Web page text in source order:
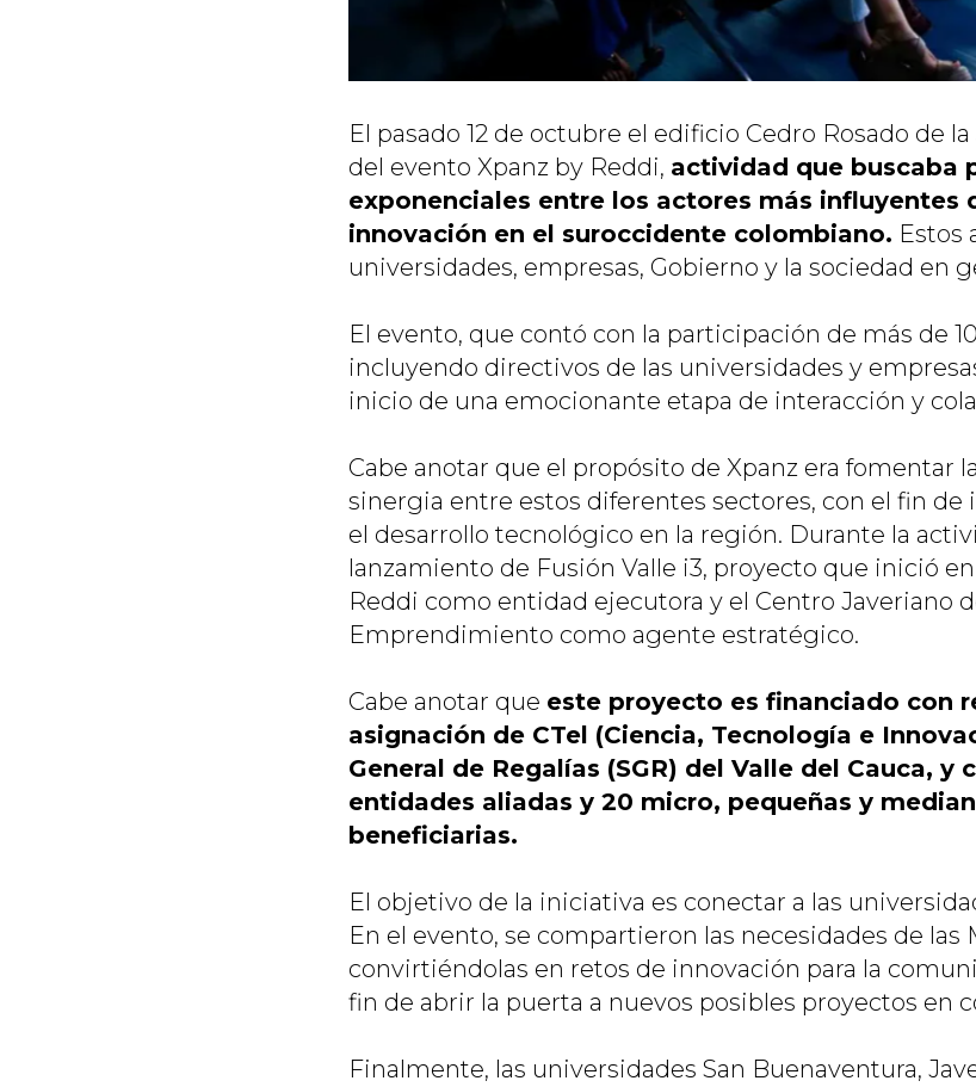
El pasado 12 de octubre el edificio Cedro Rosado de
del evento Xpanz by Reddi, actividad que buscaba
exponenciales entre los actores más influyentes
innovación en el suroccidente colombiano. Estos
universidades, empresas, Gobierno y la sociedad en
El evento, que contó con la participación de más de
incluyendo directivos de las universidades y
inicio de una emocionante etapa de interacción y
Cabe anotar que el propósito de Xpanz era fomentar
sinergia entre estos diferentes sectores, con el fin de
el desarrollo tecnológico en la región. Durante la
lanzamiento de Fusión Valle i3, proyecto que inició
Reddi como entidad ejecutora y el Centro Javeriano
Emprendimiento como agente estratégico.
Cabe anotar que este proyecto es financiado con
asignación de CTel (Ciencia, Tecnología e
General de Regalías (SGR) del Valle del Cauca, y
entidades aliadas y 20 micro, pequeñas y
beneficiarias.
El objetivo de la iniciativa es conectar a las
En el evento, se compartieron las necesidades de las
convirtiéndolas en retos de innovación para la
fin de abrir la puerta a nuevos posibles proyectos en
Finalmente, las universidades San Buenaventura,